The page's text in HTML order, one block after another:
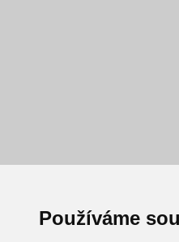
Používáme